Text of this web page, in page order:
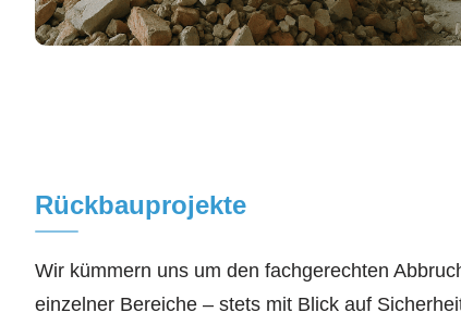
Rückbauprojekte
Wir kümmern uns um den fachgerechten
einzelner Bereiche – stets mit Blick auf